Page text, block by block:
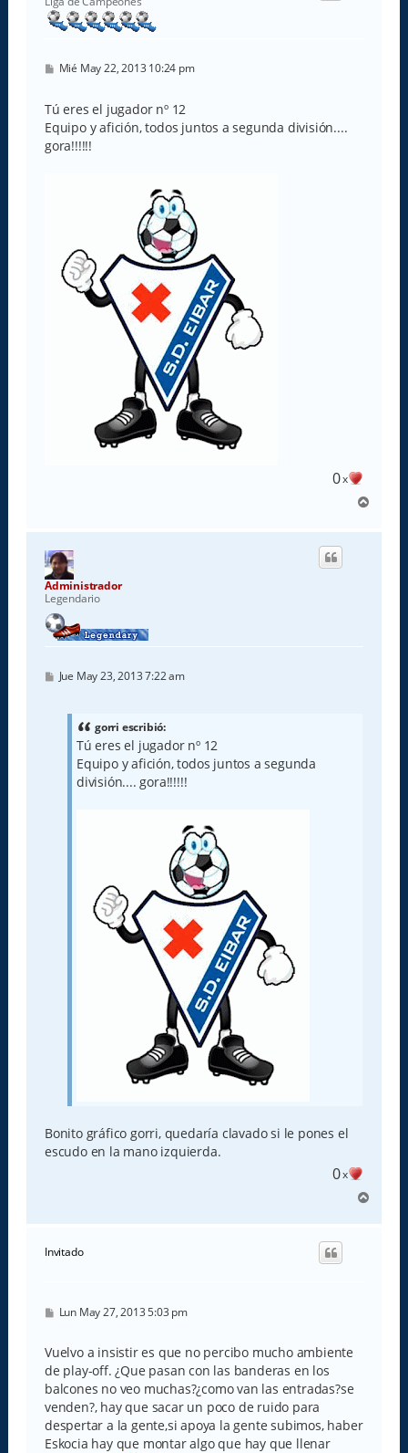
M
s
a
j
e
Mié May 22, 2013 10:24 pm
Tú eres el jugador nº 12
Equipo y afición, todos juntos a segunda división....
gora!!!!!!
0x
r
Administrador
Legendario
M
Jue May 23, 2013 7:22 am
gorri escribió:
Tú eres el jugador nº 12
Equipo y afición, todos juntos a segunda
división.... gora!!!!!!
Bonito gráfico gorri, quedaría clavado si le pones el
escudo en la mano izquierda.
0x
r
Invitado
M
s
a
j
e
Lun May 27, 2013 5:03 pm
Vuelvo a insistir es que no percibo mucho ambiente
de play-off. ¿Que pasan con las banderas en los
balcones no veo muchas?¿como van las entradas?se
venden?, hay que sacar un poco de ruido para
despertar a la gente,si apoya la gente subimos, haber
Eskocia hay que montar algo que hay que llenar